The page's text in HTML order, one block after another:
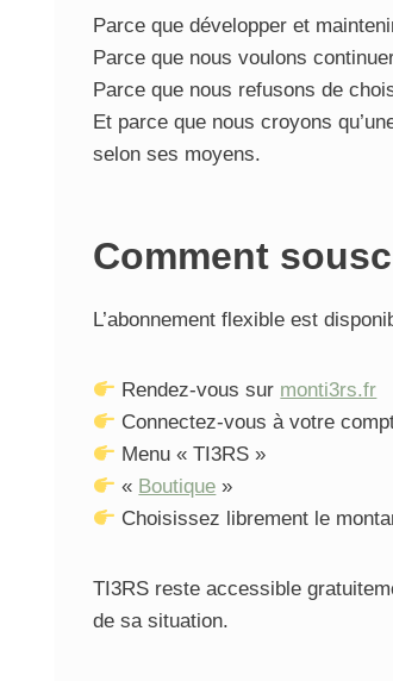
Parce que développer et
Parce que nous voulons
Parce que nous refusons de
Et parce que nous croyons
selon ses moyens.
Comment
L’abonnement flexible est
Rendez-vous sur monti3rs.fr
Connectez-vous à votre
Menu « TI3RS »
« Boutique »
Choisissez librement le
TI3RS reste accessible
de sa situation.